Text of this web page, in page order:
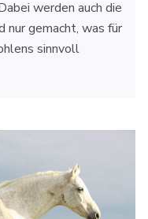
werden auch die
nur gemacht, was für
sinnvoll